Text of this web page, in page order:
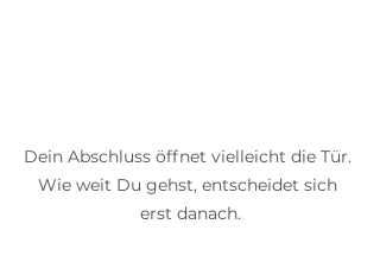
Dein Abschluss öffnet vielleicht die Tür.
Wie weit Du gehst, entscheidet sich
erst danach.